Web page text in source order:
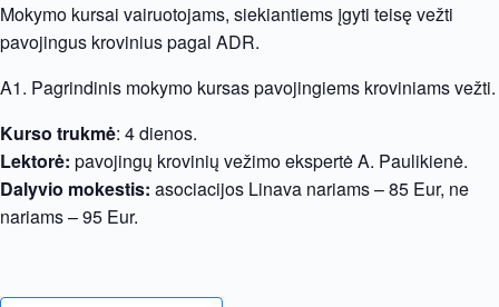
Mokymo kursai vairuotojams, siekiantiems įgyti teisę vežti
pavojingus krovinius pagal ADR.
A1. Pagrindinis mokymo kursas pavojingiems kroviniams vežti.
Kurso trukmė: 4 dienos.
Lektorė: pavojingų krovinių vežimo ekspertė A. Paulikienė.
Dalyvio mokestis: asociacijos Linava nariams – 85 Eur, ne
nariams – 95 Eur.